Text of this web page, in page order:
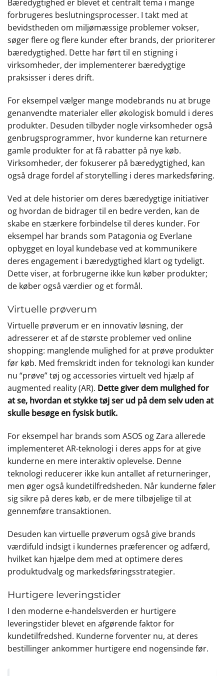
Bæredygtighed er blevet et centralt tema i mange
forbrugeres beslutningsprocesser. I takt med at
bevidstheden om miljømæssige problemer vokser,
søger flere og flere kunder efter brands, der prioriterer
bæredygtighed. Dette har ført til en stigning i
virksomheder, der implementerer bæredygtige
praksisser i deres drift.
For eksempel vælger mange modebrands nu at bruge
genanvendte materialer eller økologisk bomuld i deres
produkter. Desuden tilbyder nogle virksomheder også
genbrugsprogrammer, hvor kunderne kan returnere
gamle produkter for at få rabatter på nye køb.
Virksomheder, der fokuserer på bæredygtighed, kan
også drage fordel af storytelling i deres markedsføring.
Ved at dele historier om deres bæredygtige initiativer
og hvordan de bidrager til en bedre verden, kan de
skabe en stærkere forbindelse til deres kunder. For
eksempel har brands som Patagonia og Everlane
opbygget en loyal kundebase ved at kommunikere
deres engagement i bæredygtighed klart og tydeligt.
Dette viser, at forbrugerne ikke kun køber produkter;
de køber også værdier og et formål.
Virtuelle prøverum
Virtuelle prøverum er en innovativ løsning, der
adresserer et af de største problemer ved online
shopping: manglende mulighed for at prøve produkter
før køb. Med fremskridt inden for teknologi kan kunder
nu “prøve” tøj og accessories virtuelt ved hjælp af
augmented reality (AR). Dette giver dem mulighed for
at se, hvordan et stykke tøj ser ud på dem selv uden at
skulle besøge en fysisk butik.
For eksempel har brands som ASOS og Zara allerede
implementeret AR-teknologi i deres apps for at give
kunderne en mere interaktiv oplevelse. Denne
teknologi reducerer ikke kun antallet af returneringer,
men øger også kundetilfredsheden. Når kunderne føler
sig sikre på deres køb, er de mere tilbøjelige til at
gennemføre transaktionen.
Desuden kan virtuelle prøverum også give brands
værdifuld indsigt i kundernes præferencer og adfærd,
hvilket kan hjælpe dem med at optimere deres
produktudvalg og markedsføringsstrategier.
Hurtigere leveringstider
I den moderne e-handelsverden er hurtigere
leveringstider blevet en afgørende faktor for
kundetilfredshed. Kunderne forventer nu, at deres
bestillinger ankommer hurtigere end nogensinde før.